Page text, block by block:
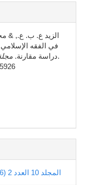
في الفقه
دراسة مقارنة.
المجلد 10 العدد 2 (2026): مجلّة العلوم الإسلاميّة الدّوليّة